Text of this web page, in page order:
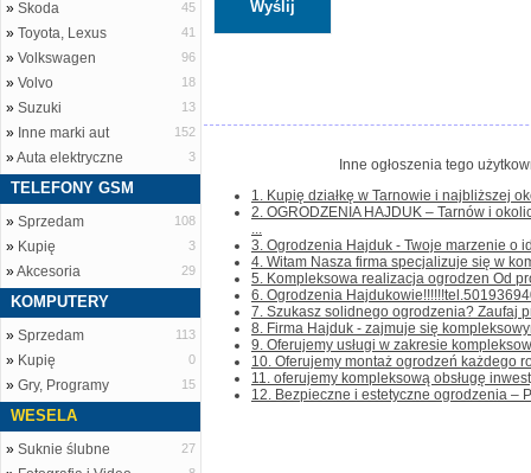
» Skoda 45
» Toyota, Lexus 41
» Volkswagen 96
» Volvo 18
» Suzuki 13
» Inne marki aut 152
»Auta elektryczne 3
TELEFONY GSM
» Sprzedam 108
» Kupię 3
»Akcesoria 29
KOMPUTERY
» Sprzedam 113
» Kupię 0
» Gry, Programy 15
WESELA
» Suknie ślubne 27
Inne ogłoszenia tego
1. Kupię działkę w Tarnowie i najbliższej
2. OGRODZENIA HAJDUK – Tarnów i
...
3. Ogrodzenia Hajduk - Twoje marzenie o
4. Witam Nasza firma specjalizuje się w
5. Kompleksowa realizacja ogrodzen Od
6. Ogrodzenia
7. Szukasz solidnego ogrodzenia? Zaufaj
8. Firma Hajduk - zajmuje się
9. Oferujemy usługi w zakresie
10. Oferujemy montaż ogrodzeń każdego
11. oferujemy kompleksową obsługę
12. Bezpieczne i estetyczne ogrodzenia –